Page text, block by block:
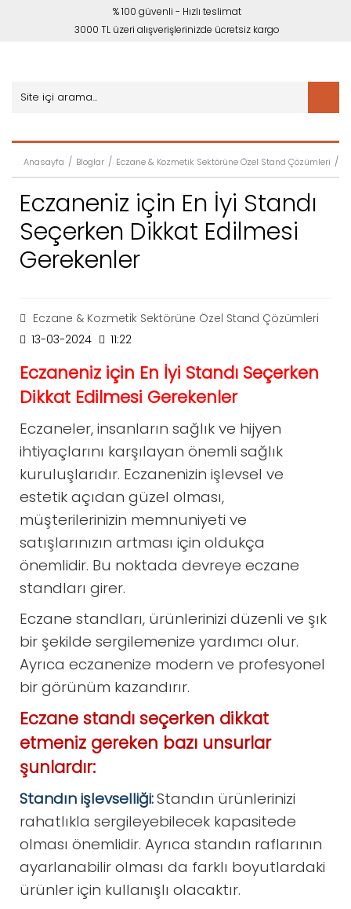
% 100 güvenli - Hızlı teslimat
3000 TL üzeri alışverişlerinizde ücretsiz kargo
Anasayfa Bloglar Eczane & Kozmetik Sektörüne Özel Stand Çözümleri
Eczaneniz için En İyi Standı
Seçerken Dikkat Edilmesi
Gerekenler
Eczane & Kozmetik Sektörüne Özel Stand Çözümleri
13-03-2024
11:22
Eczaneniz için En İyi Standı Seçerken
Dikkat Edilmesi Gerekenler
Eczaneler, insanların sağlık ve hijyen
ihtiyaçlarını karşılayan önemli sağlık
kuruluşlarıdır. Eczanenizin işlevsel ve
estetik açıdan güzel olması,
müşterilerinizin memnuniyeti ve
satışlarınızın artması için oldukça
önemlidir. Bu noktada devreye eczane
standları girer.
Eczane standları, ürünlerinizi düzenli ve şık
bir şekilde sergilemenize yardımcı olur.
Ayrıca eczanenize modern ve profesyonel
bir görünüm kazandırır.
Eczane standı seçerken dikkat
etmeniz gereken bazı unsurlar
şunlardır:
Standın işlevselliği:Standın ürünlerinizi
rahatlıkla sergileyebilecek kapasitede
olması önemlidir. Ayrıca standın raflarının
ayarlanabilir olması da farklı boyutlardaki
ürünler için kullanışlı olacaktır.